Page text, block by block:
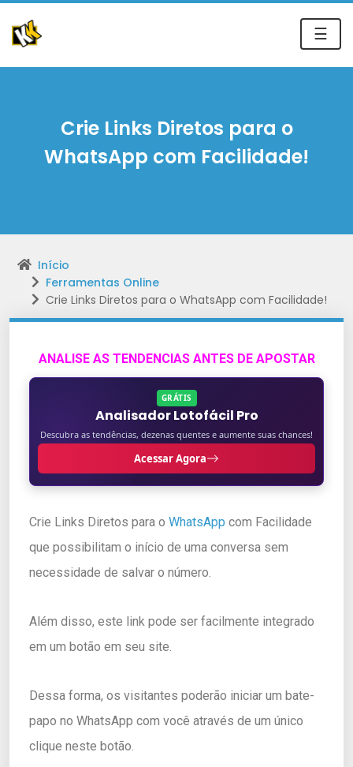
☰
Crie Links Diretos para o
WhatsApp com Facilidade!
Início
Ferramentas Online
Crie Links Diretos para o WhatsApp com Facilidade!
ANALISE AS TENDENCIAS ANTES DE APOSTAR
GRÁTIS
Analisador Lotofácil Pro
Descubra as tendências, dezenas quentes e aumente suas chances!
Acessar Agora
Crie Links Diretos para o WhatsApp com Facilidade
que possibilitam o início de uma conversa sem
necessidade de salvar o número.
Além disso, este link pode ser facilmente integrado
em um botão em seu site.
Dessa forma, os visitantes poderão iniciar um bate-
papo no WhatsApp com você através de um único
clique neste botão.